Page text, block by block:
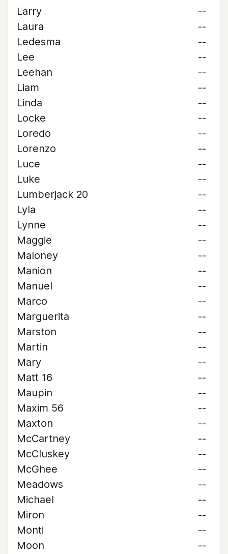
Larry
--
Laura
--
Ledesma
--
Lee
--
Leehan
--
Liam
--
Linda
--
Locke
--
Loredo
--
Lorenzo
--
Luce
--
Luke
--
Lumberjack 20
--
Lyla
--
Lynne
--
Maggie
--
Maloney
--
Manion
--
Manuel
--
Marco
--
Marguerita
--
Marston
--
Martin
--
Mary
--
Matt 16
--
Maupin
--
Maxim 56
--
Maxton
--
McCartney
--
McCluskey
--
McGhee
--
Meadows
--
Michael
--
Miron
--
Monti
--
Moon
--